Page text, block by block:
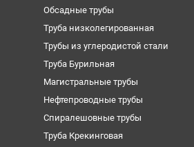
Обсадные трубы
Труба низколегированная
Трубы из углеродистой стали
Труба Бурильная
Магистральные трубы
Нефтепроводные трубы
Спиралешовные трубы
Труба Крекинговая